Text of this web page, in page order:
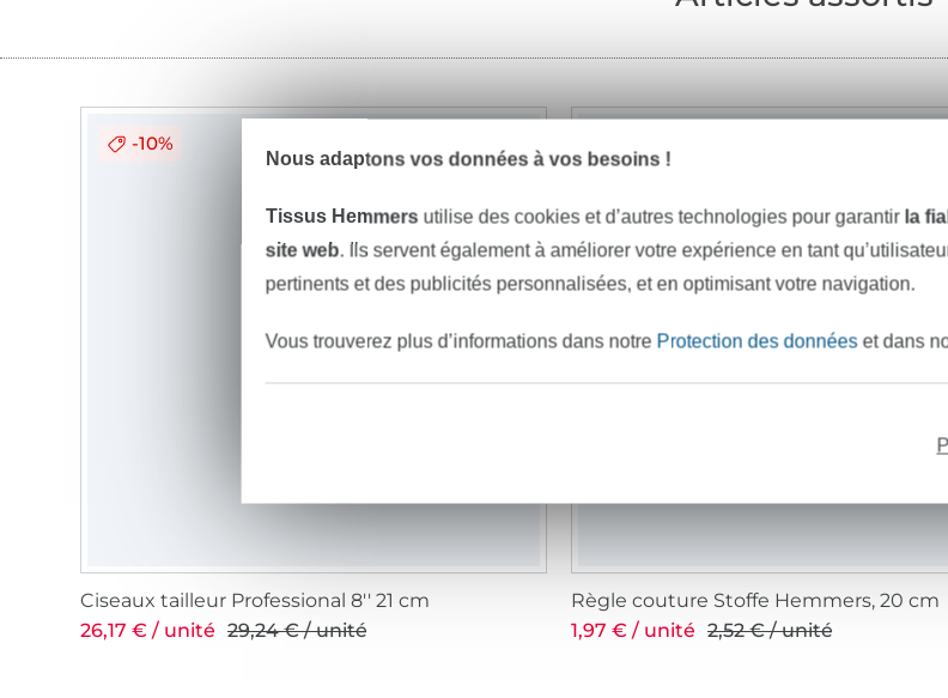
-10%
Ciseaux tailleur Professional 8'' 21 cm
26,17 € / unité 29,24 € / unité
Règle couture Stoffe Hemmers, 20 cm
1,97 € / unité 2,52 € / unité
Nous adaptons vos données à vos besoins !
Tissus Hemmers utilise des cookies et d’autres technologies pour garantir la
site web. Ils servent également à améliorer votre expérience en tant
pertinents et des publicités personnalisées, et en optimisant votre navigation.
Vous trouverez plus d’informations dans notre Protection des donnéeset dans